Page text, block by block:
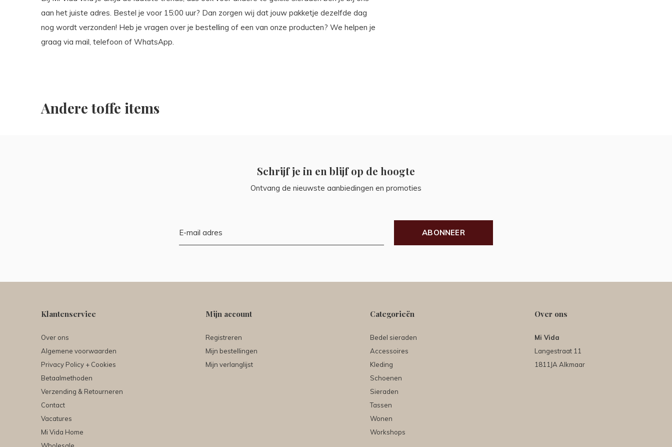
aan het juiste adres. Bestel je voor 15:00 uur? Dan zorgen wij dat jouw pakketje dezelfde dag
nog wordt verzonden! Heb je vragen over je bestelling of een van onze producten? We helpen je
graag via mail, telefoon of WhatsApp.
Andere toffe items
Schrijf je in en blijf op de hoogte
Ontvang de nieuwste aanbiedingen en promoties
ABONNEER
Klantenservice
Over ons
Algemene voorwaarden
Privacy Policy + Cookies
Betaalmethoden
Verzending & Retourneren
Contact
Vacatures
Mi Vida Home
Mijn account
Registreren
Mijn bestellingen
Mijn verlanglijst
Categorieën
Bedel sieraden
Accessoires
Kleding
Schoenen
Sieraden
Tassen
Wonen
Workshops
Over ons
Mi Vida
Langestraat 11
1811JA Alkmaar